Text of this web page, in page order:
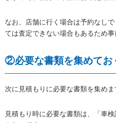
なお、店舗に行く場合は予約なし
ては査定できない場合もあるため事
②必要な書類を集めてお
次に見積もりに必要な書類を集めま
見積もり時に必要な書類は、「車